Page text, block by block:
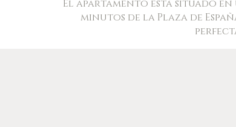
El apartamento está situado
minutos de la Plaza de